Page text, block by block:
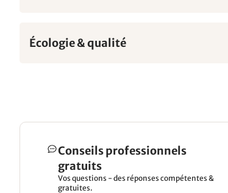
Écologie & qualité
Conseils professionnels
gratuits
Vos questions - des réponses compétentes &
gratuites.